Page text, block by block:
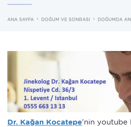
ANA SAYFA DOĞUM VE SONRASI DOĞUMDA
Dr. Kağan Kocatepe'nin youtube